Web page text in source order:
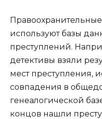
используют базы
преступлений.
детективы взяли
мест преступления,
совпадения в
генеалогической
концов нашли